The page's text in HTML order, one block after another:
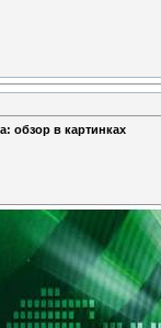
обзор в картинках